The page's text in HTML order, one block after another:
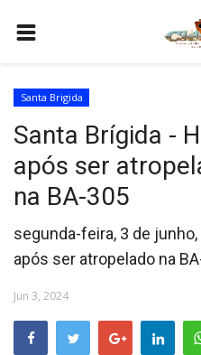
COMO SER PARCEIRO
PROGRAMAÇÃO
QUEM SOMOS
Santa Brigida
Santa Brígida -
após ser
na BA-305
segunda-feira, 3 de
após ser atropelado na
Jun 3, 2024